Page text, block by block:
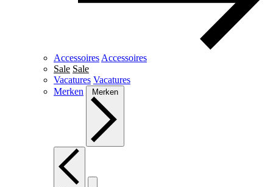
Accessoires Accessoires
Sale Sale
Vacatures Vacatures
Merken
Merken